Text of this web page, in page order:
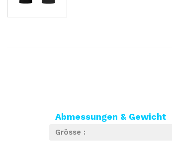
Abmessungen & Gewicht
Grösse :